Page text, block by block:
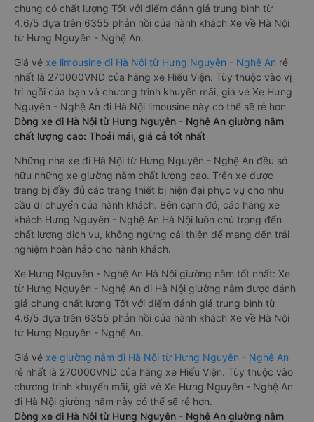
chung có chất lượng Tốt với điểm đánh giá trung bình từ
4.6/5 dựa trên 6355 phản hồi của hành khách Xe về Hà Nội
từ Hưng Nguyên - Nghệ An.
Giá vé xe limousine đi Hà Nội từ Hưng Nguyên - Nghệ An rẻ
nhất là 270000VND của hãng xe Hiếu Viện. Tùy thuộc vào vị
trí ngồi của bạn và chương trình khuyến mãi, giá vé Xe Hưng
Nguyên - Nghệ An đi Hà Nội limousine này có thể sẽ rẻ hơn
Dòng xe đi Hà Nội từ Hưng Nguyên - Nghệ An giường nằm
chất lượng cao: Thoải mái, giá cả tốt nhất
Những nhà xe đi Hà Nội từ Hưng Nguyên - Nghệ An đều sở
hữu những xe giường nằm chất lượng cao. Trên xe được
trang bị đầy đủ các trang thiết bị hiện đại phục vụ cho nhu
cầu di chuyển của hành khách. Bên cạnh đó, các hãng xe
khách Hưng Nguyên - Nghệ An Hà Nội luôn chú trọng đến
chất lượng dịch vụ, không ngừng cải thiện để mang đến trải
nghiệm hoàn hảo cho hành khách.
Xe Hưng Nguyên - Nghệ An Hà Nội giường nằm tốt nhất: Xe
từ Hưng Nguyên - Nghệ An đi Hà Nội giường nằm được đánh
giá chung chất lượng Tốt với điểm đánh giá trung bình từ
4.6/5 dựa trên 6355 phản hồi của hành khách Xe về Hà Nội
từ Hưng Nguyên - Nghệ An.
Giá vé xe giường nằm đi Hà Nội từ Hưng Nguyên - Nghệ An
rẻ nhất là 270000VND của hãng xe Hiếu Viện. Tùy thuộc vào
chương trình khuyến mãi, giá vé Xe Hưng Nguyên - Nghệ An
đi Hà Nội giường nằm này có thể sẽ rẻ hơn.
Dòng xe đi Hà Nội từ Hưng Nguyên - Nghệ An giường nằm